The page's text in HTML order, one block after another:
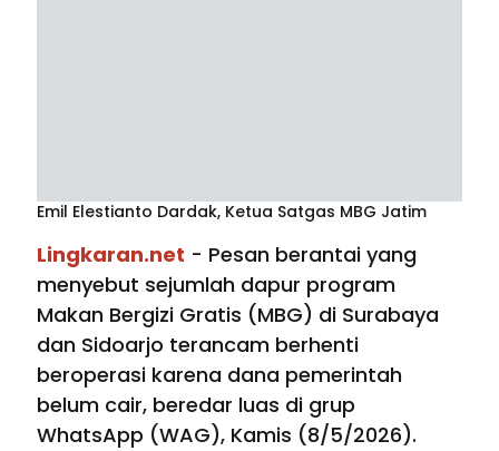
Emil Elestianto Dardak, Ketua Satgas MBG Jatim
Lingkaran.net - Pesan berantai yang
menyebut sejumlah dapur program
Makan Bergizi Gratis (MBG) di Surabaya
dan Sidoarjo terancam berhenti
beroperasi karena dana pemerintah
belum cair, beredar luas di grup
WhatsApp (WAG), Kamis (8/5/2026).